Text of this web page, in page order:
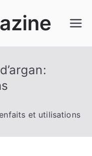
et utilisations